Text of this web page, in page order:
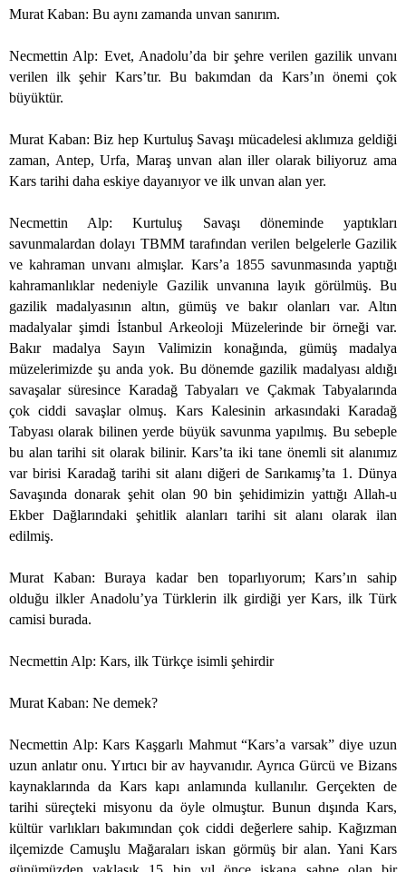
Murat Kaban: Bu aynı zamanda unvan sanırım.
Necmettin Alp: Evet, Anadolu’da bir şehre verilen gazilik unvanı
verilen ilk şehir Kars’tır. Bu bakımdan da Kars’ın önemi çok
büyüktür.
Murat Kaban: Biz hep Kurtuluş Savaşı mücadelesi aklımıza geldiği
zaman, Antep, Urfa, Maraş unvan alan iller olarak biliyoruz ama
Kars tarihi daha eskiye dayanıyor ve ilk unvan alan yer.
Necmettin Alp: Kurtuluş Savaşı döneminde yaptıkları
savunmalardan dolayı TBMM tarafından verilen belgelerle Gazilik
ve kahraman unvanı almışlar. Kars’a 1855 savunmasında yaptığı
kahramanlıklar nedeniyle Gazilik unvanına layık görülmüş. Bu
gazilik madalyasının altın, gümüş ve bakır olanları var. Altın
madalyalar şimdi İstanbul Arkeoloji Müzelerinde bir örneği var.
Bakır madalya Sayın Valimizin konağında, gümüş madalya
müzelerimizde şu anda yok. Bu dönemde gazilik madalyası aldığı
savaşalar süresince Karadağ Tabyaları ve Çakmak Tabyalarında
çok ciddi savaşlar olmuş. Kars Kalesinin arkasındaki Karadağ
Tabyası olarak bilinen yerde büyük savunma yapılmış. Bu sebeple
bu alan tarihi sit olarak bilinir. Kars’ta iki tane önemli sit alanımız
var birisi Karadağ tarihi sit alanı diğeri de Sarıkamış’ta 1. Dünya
Savaşında donarak şehit olan 90 bin şehidimizin yattığı Allah-u
Ekber Dağlarındaki şehitlik alanları tarihi sit alanı olarak ilan
edilmiş.
Murat Kaban: Buraya kadar ben toparlıyorum; Kars’ın sahip
olduğu ilkler Anadolu’ya Türklerin ilk girdiği yer Kars, ilk Türk
camisi burada.
Necmettin Alp: Kars, ilk Türkçe isimli şehirdir
Murat Kaban: Ne demek?
Necmettin Alp: Kars Kaşgarlı Mahmut “Kars’a varsak” diye uzun
uzun anlatır onu. Yırtıcı bir av hayvanıdır. Ayrıca Gürcü ve Bizans
kaynaklarında da Kars kapı anlamında kullanılır. Gerçekten de
tarihi süreçteki misyonu da öyle olmuştur. Bunun dışında Kars,
kültür varlıkları bakımından çok ciddi değerlere sahip. Kağızman
ilçemizde Camuşlu Mağaraları iskan görmüş bir alan. Yani Kars